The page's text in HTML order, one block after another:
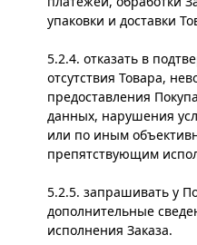
упаковки и доставки
5.2.4. отказать в
отсутствия Товара,
предоставления
данных, нарушения
или по иным
препятствующим
5.2.5. запрашивать у
дополнительные
исполнения Заказа.